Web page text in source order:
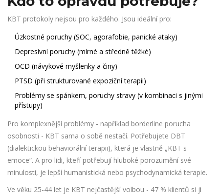
KBT protokoly nejsou pro každého. Jsou ideální pro:
Úzkostné poruchy (SOC, agorafobie, panické ataky)
Depresivní poruchy (mírné a středně těžké)
OCD (návykové myšlenky a činy)
PTSD (při strukturované expoziční terapii)
Problémy se spánkem, poruchy stravy (v kombinaci s jinými
přístupy)
Pro komplexnější problémy - například borderline porucha
osobnosti - KBT sama o sobě nestačí. Potřebujete DBT
(dialektickou behaviorální terapii), která je vlastně „KBT s
emoce“. A pro lidi, kteří potřebují hluboké porozumění své
minulosti, je lepší humanistická nebo psychodynamická terapie.
Ve věku 25-44 let je KBT nejčastější volbou - 47 % klientů si ji